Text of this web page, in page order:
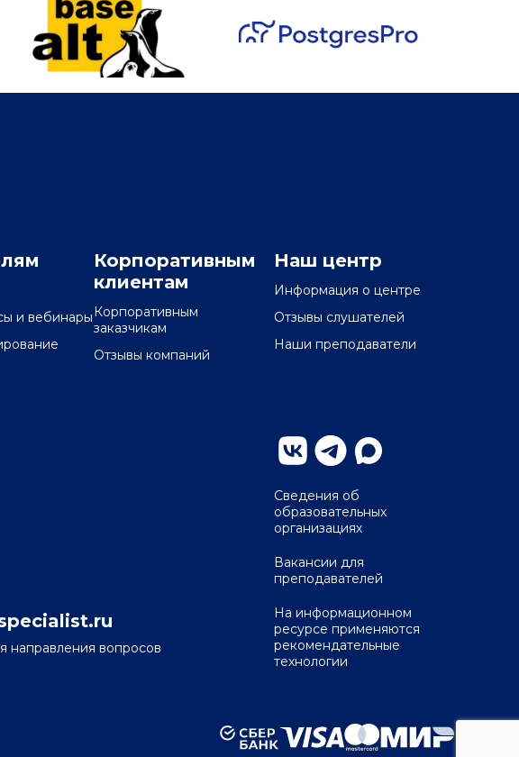
и вебинары
Корпоративным
клиентам
Корпоративным
заказчикам
Отзывы компаний
Наш центр
Информация о центре
Отзывы слушателей
Наши преподаватели
направления вопросов
Сведения об
образовательных
организациях
Вакансии для
преподавателей
На информационном
ресурсе применяются
рекомендательные
технологии